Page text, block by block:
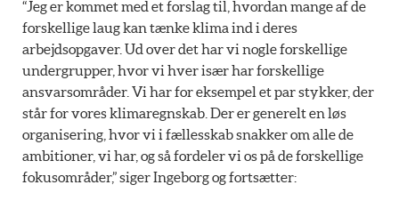
“Jeg er kommet med et forslag til, hvordan mange af de
forskellige laug kan tænke klima ind i deres
arbejdsopgaver. Ud over det har vi nogle forskellige
undergrupper, hvor vi hver især har forskellige
ansvarsområder. Vi har for eksempel et par stykker, der
står for vores klimaregnskab. Der er generelt en løs
organisering, hvor vi i fællesskab snakker om alle de
ambitioner, vi har, og så fordeler vi os på de forskellige
fokusområder,” siger Ingeborg og fortsætter: